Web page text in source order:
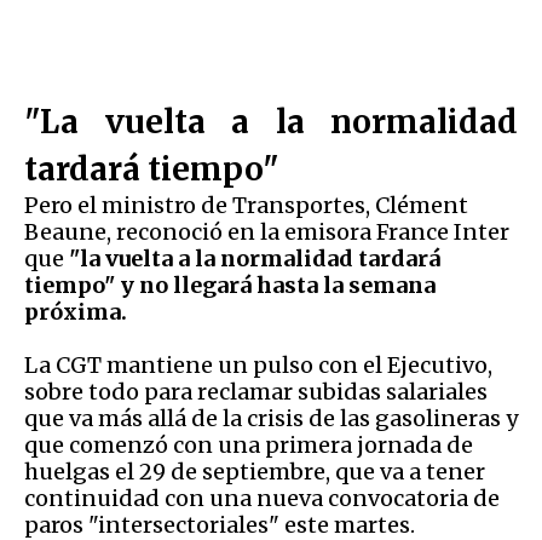
"La vuelta a la normalidad
tardará tiempo"
Pero el ministro de Transportes, Clément
Beaune, reconoció en la emisora France Inter
que "la vuelta a la normalidad tardará
tiempo" y no llegará hasta la semana
próxima.
La CGT mantiene un pulso con el Ejecutivo,
sobre todo para reclamar subidas salariales
que va más allá de la crisis de las gasolineras y
que comenzó con una primera jornada de
huelgas el 29 de septiembre, que va a tener
continuidad con una nueva convocatoria de
paros "intersectoriales" este martes.